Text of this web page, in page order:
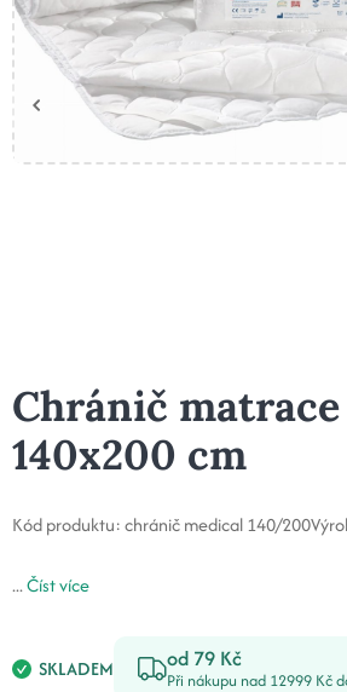
Chránič
140x200 cm
Kód produktu:chránič medical 140/200
...Číst více
SKLADEM od 79 Kč
Při nákupu nad 12999 Kč